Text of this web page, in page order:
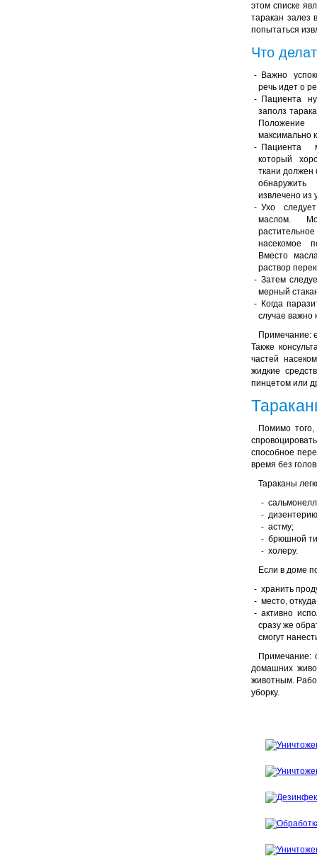
этом списке
таракан залез
попытаться
Что
Важно
речь идет о
Пациента
заполз
максимально
Пациента
который
ткани должен
извлечено из
Ухо
маслом.
насекомое
Вместо
раствор
Затем
мерный
Когда
случае важно
Примечание:
Также
частей
жидкие
пинцетом или
Помимо
способное
время без
Тараканы
астму;
брюшной
холеру.
Если в доме
хранить
место,
активно
сразу же
смогут
Примечание:
домашних
животным.
уборку.